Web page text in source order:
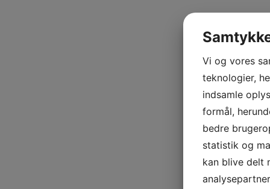
Vi og vores
teknologier,
indsamle
formål,
bedre
statistik og
kan blive delt